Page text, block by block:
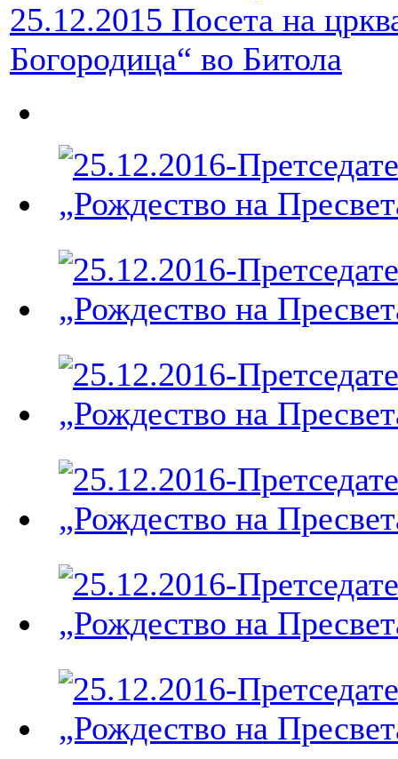
25.12.2015 Посета на
Богородица“ во Битола